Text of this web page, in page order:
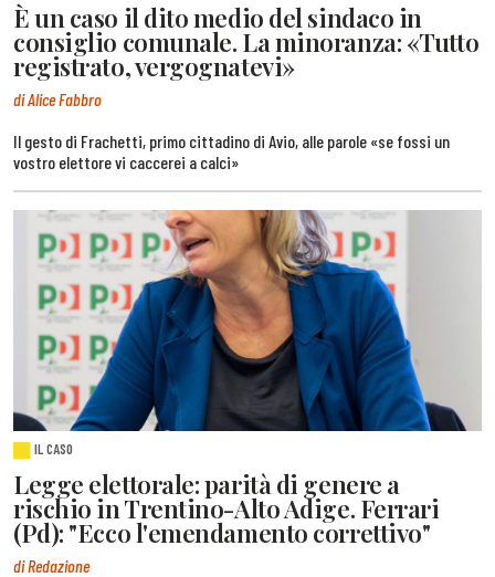
È un caso il dito medio del sindaco in
consiglio comunale. La minoranza: «Tutto
registrato, vergognatevi»
di Alice Fabbro
Il gesto di Frachetti, primo cittadino di Avio, alle parole «se fossi un
vostro elettore vi caccerei a calci»
IL CASO
Legge elettorale: parità di genere a
rischio in Trentino-Alto Adige. Ferrari
(Pd): "Ecco l'emendamento correttivo"
di Redazione